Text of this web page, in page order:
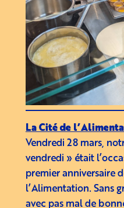
La Cité de
Vendredi 28 mars,
vendredi » était
premier anniversaire
l’Alimentation. Sans
avec pas mal de